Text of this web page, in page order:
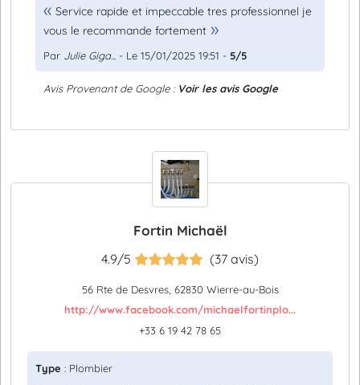
Service rapide et impeccable tres professionnel je
vous le recommande fortement
Par Julie Giga... - Le 15/01/2025 19:51 - 5/5
Avis Provenant de Google : Voir les avis Google
Fortin Michaël
4.9/5 (37 avis)
56 Rte de Desvres, 62830 Wierre-au-Bois
http://www.facebook.com/michaelfortinplo...
+33 6 19 42 78 65
Type : Plombier